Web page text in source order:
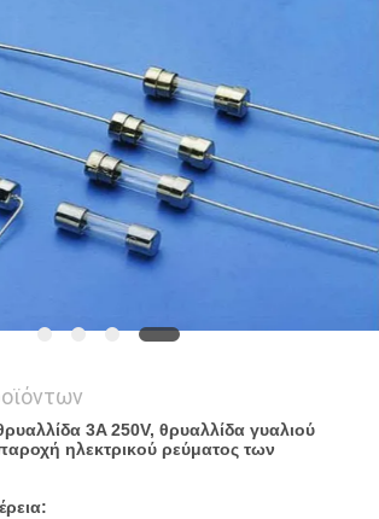
3A 250V, θρυαλλίδα γυαλιού
ηλεκτρικού ρεύματος των